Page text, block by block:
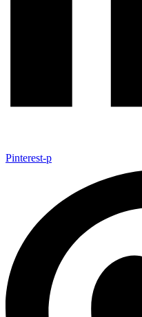
Pinterest-p